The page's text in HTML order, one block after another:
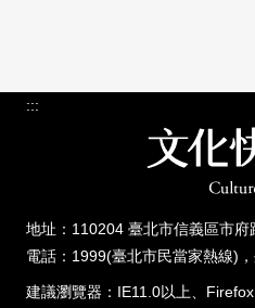
:::
地址：110204 臺北市信義區市府
電話：1999(臺北市民當家熱線)
建議瀏覽器：IE11.0以上、